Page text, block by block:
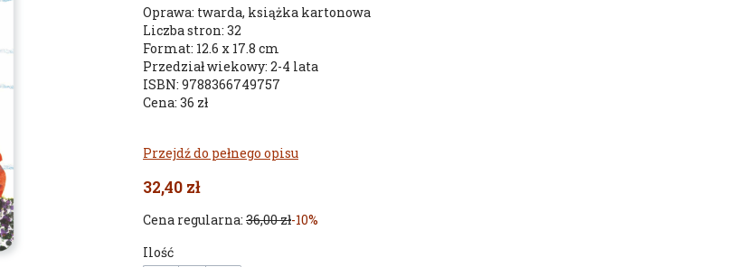
Oprawa: twarda, książka kartonowa
Liczba stron: 32
Format: 12.6 x 17.8 cm
Przedział wiekowy: 2-4 lata
ISBN: 9788366749757
Cena: 36 zł
Przejdź do pełnego opisu
32,40 zł
Cena regularna: 36,00 zł-10%
Ilość